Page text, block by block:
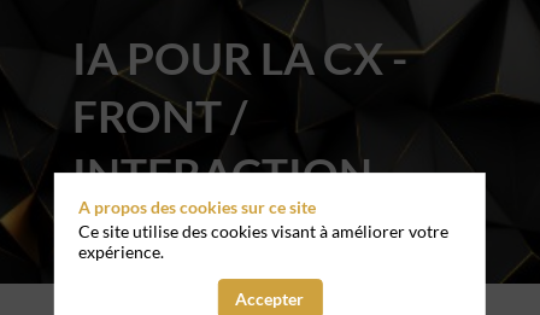
IA POUR LA CX -
FRONT /
INTERACTION
CLIENT
A propos des cookies sur ce site
Ce site utilise des cookies visant à améliorer votre
expérience.
Accepter